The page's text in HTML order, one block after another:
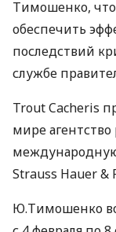
Тимошенко,
обеспечить
последствий
службе
Trout Cacheris
мире
Strauss Hauer &
Ю.Тимошенко